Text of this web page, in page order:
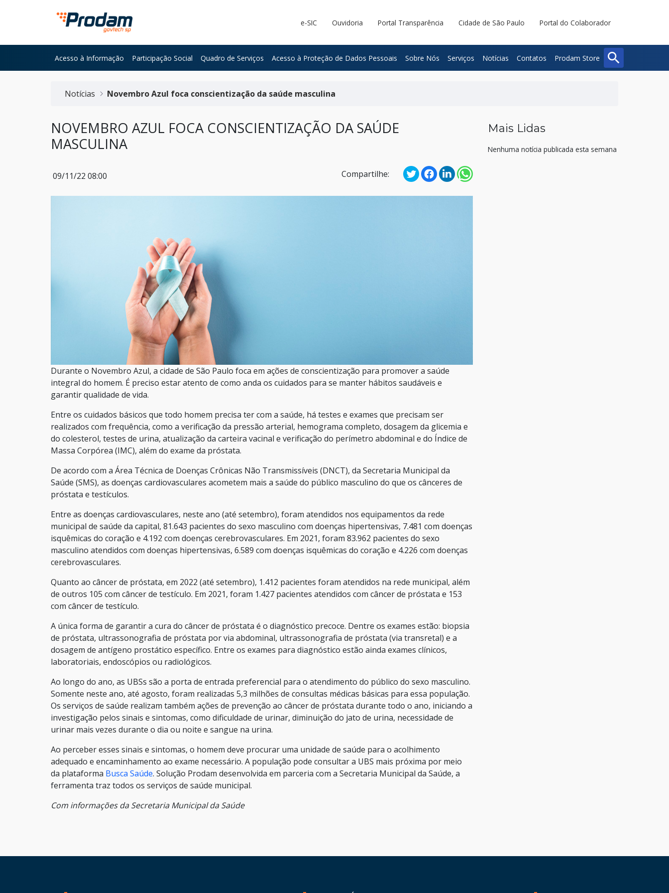
Pular para o Conteúdo principal
e-SIC Ouvidoria Portal Transparência Cidade de São Paulo Portal do Colaborador
Acesso à Informação Participação Social Quadro de Serviços Acesso à Proteção de Dados Pessoais Sobre Nós Serviços Notícias Contatos Prodam Store searchBuscar
Fechar
Notícias
Novembro Azul foca conscientização da saúde masculina
NOVEMBRO AZUL FOCA CONSCIENTIZAÇÃO DA SAÚDE
MASCULINA
09/11/22 08:00 Compartilhe:
Durante o Novembro Azul, a cidade de São Paulo foca em ações de conscientização para promover a saúde
integral do homem. É preciso estar atento de como anda os cuidados para se manter hábitos saudáveis e
garantir qualidade de vida.
Entre os cuidados básicos que todo homem precisa ter com a saúde, há testes e exames que precisam ser
realizados com frequência, como a verificação da pressão arterial, hemograma completo, dosagem da glicemia e
do colesterol, testes de urina, atualização da carteira vacinal e verificação do perímetro abdominal e do Índice de
Massa Corpórea (IMC), além do exame da próstata.
De acordo com a Área Técnica de Doenças Crônicas Não Transmissíveis (DNCT), da Secretaria Municipal da
Saúde (SMS), as doenças cardiovasculares acometem mais a saúde do público masculino do que os cânceres de
próstata e testículos.
Entre as doenças cardiovasculares, neste ano (até setembro), foram atendidos nos equipamentos da rede
municipal de saúde da capital, 81.643 pacientes do sexo masculino com doenças hipertensivas, 7.481 com doenças
isquêmicas do coração e 4.192 com doenças cerebrovasculares. Em 2021, foram 83.962 pacientes do sexo
masculino atendidos com doenças hipertensivas, 6.589 com doenças isquêmicas do coração e 4.226 com doenças
cerebrovasculares.
Quanto ao câncer de próstata, em 2022 (até setembro), 1.412 pacientes foram atendidos na rede municipal, além
de outros 105 com câncer de testículo. Em 2021, foram 1.427 pacientes atendidos com câncer de próstata e 153
com câncer de testículo.
A única forma de garantir a cura do câncer de próstata é o diagnóstico precoce. Dentre os exames estão: biopsia
de próstata, ultrassonografia de próstata por via abdominal, ultrassonografia de próstata (via transretal) e a
dosagem de antígeno prostático específico. Entre os exames para diagnóstico estão ainda exames clínicos,
laboratoriais, endoscópios ou radiológicos.
Ao longo do ano, as UBSs são a porta de entrada preferencial para o atendimento do público do sexo masculino.
Somente neste ano, até agosto, foram realizadas 5,3 milhões de consultas médicas básicas para essa população.
Os serviços de saúde realizam também ações de prevenção ao câncer de próstata durante todo o ano, iniciando a
investigação pelos sinais e sintomas, como dificuldade de urinar, diminuição do jato de urina, necessidade de
urinar mais vezes durante o dia ou noite e sangue na urina.
Ao perceber esses sinais e sintomas, o homem deve procurar uma unidade de saúde para o acolhimento
adequado e encaminhamento ao exame necessário. A população pode consultar a UBS mais próxima por meio
da plataforma Busca Saúde. Solução Prodam desenvolvida em parceria com a Secretaria Municipal da Saúde, a
ferramenta traz todos os serviços de saúde municipal.
Com informações da Secretaria Municipal da Saúde
Mais Lidas
Nenhuma notícia publicada esta semana